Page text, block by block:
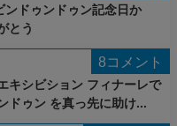
ンドゥンドゥン記念日か
とう
8コメント
キシビション フィナーレで
ドゥン を真っ先に助け...